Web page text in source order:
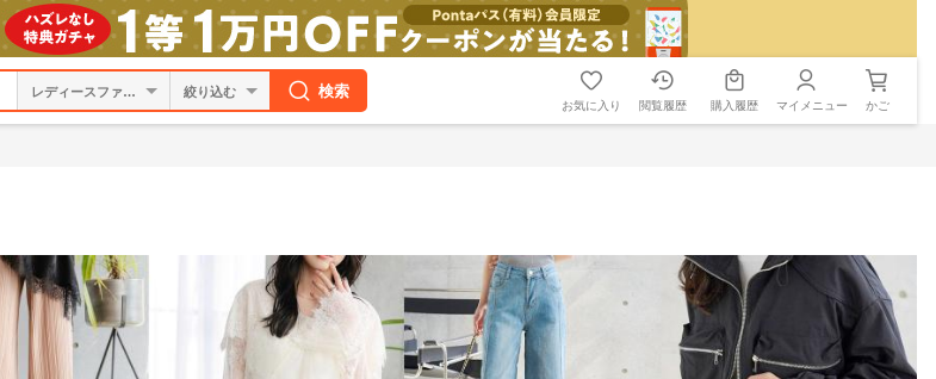
絞り込む 検索
お気に入り 閲覧履歴 購入履歴 マイメニュー かご